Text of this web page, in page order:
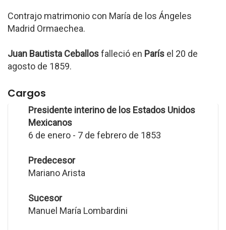
Contrajo matrimonio con María de los Ángeles
Madrid Ormaechea.
Juan Bautista Ceballosfalleció en París el 20 de
agosto de 1859.
Cargos
Presidente interino de los Estados Unidos
Mexicanos
6 de enero - 7 de febrero de 1853
Predecesor
Mariano Arista
Sucesor
Manuel María Lombardini